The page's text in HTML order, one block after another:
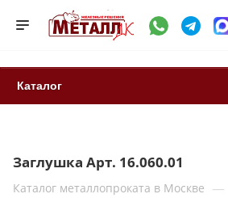
Каталог
Заглушка Арт. 16.060.01
Каталог металлопроката в Москве —